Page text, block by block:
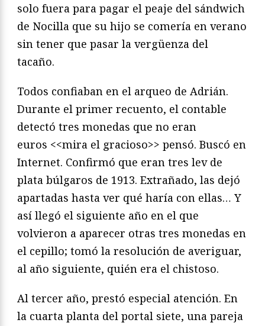
solo fuera para pagar el peaje del sándwich
de Nocilla que su hijo se comería en verano
sin tener que pasar la vergüenza del
tacaño.
Todos confiaban en el arqueo de Adrián.
Durante el primer recuento, el contable
detectó tres monedas que no eran
euros <<mira el gracioso>> pensó. Buscó en
Internet. Confirmó que eran tres lev de
plata búlgaros de 1913. Extrañado, las dejó
apartadas hasta ver qué haría con ellas… Y
así llegó el siguiente año en el que
volvieron a aparecer otras tres monedas en
el cepillo; tomó la resolución de averiguar,
al año siguiente, quién era el chistoso.
Al tercer año, prestó especial atención. En
la cuarta planta del portal siete, una pareja